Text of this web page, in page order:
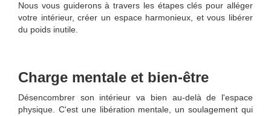
Nous vous guiderons à travers les étapes clés pour alléger
votre intérieur, créer un espace harmonieux, et vous libérer
du poids inutile.
Charge mentale et bien-être
Désencombrer son intérieur va bien au-delà de l'espace
physique. C'est une libération mentale, un soulagement qui